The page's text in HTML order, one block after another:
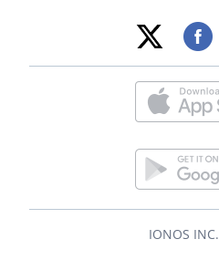
IONOS INC.